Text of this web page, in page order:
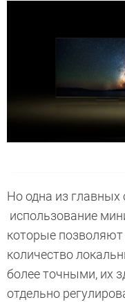
Но одна из главных
использование
которые
количество
более точными, их
отдельно